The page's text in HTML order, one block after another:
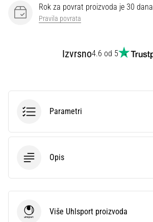
Prikaži
Rok za povrat proizvoda je 30 dana
Pravila povrata
Izvrsno4.6 od 5
Parametri
Opis
UhlsportViše Uhlsport proizvoda